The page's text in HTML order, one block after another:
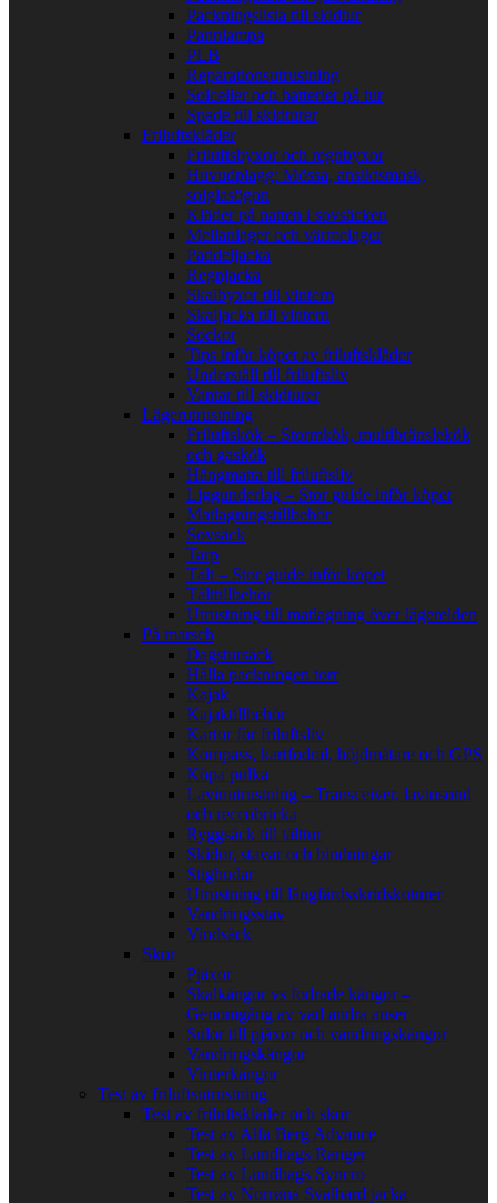
Packningslista till skidtur
Pannlampa
PLB
Reparationsutrustning
Solceller och batterier på tur
Spade till skidturer
Friluftskläder
Friluftsbyxor och regnbyxor
Huvudplagg: Mössa, ansiktsmask,
solglasögon
Kläder på natten i sovsäcken
Mellanlager och värmelager
Paddeljacka
Regnjacka
Skalbyxor till vintern
Skaljacka till vintern
Sockor
Tips inför köpet av friluftskläder
Underställ till friluftsliv
Vantar till skidturer
Lägerutrustning
Friluftskök – Stormkök, multibränslekök
och gaskök
Hängmatta till friluftsliv
Liggunderlag – Stor guide inför köpet
Matlagningstillbehör
Sovsäck
Tarp
Tält – Stor guide inför köpet
Tälttillbehör
Utrustning till matlagning över lägerelden
På marsch
Dagstursäck
Hålla packningen torr
Kajak
Kajaktillbehör
Kartor för friluftsliv
Kompass, kartfodral, höjdmätare och GPS
Köpa pulka
Lavinutrustning – Transceiver, lavinsond
och reccobricka
Ryggsäck till tälttur
Skidor, stavar och bindningar
Stighudar
Utrustning till långfärdsskridskoturer
Vandringsstav
Vindsäck
Skor
Pjäxor
Skalkängor vs fodrade kängor –
Genomgång av vad andra anser
Sulor till pjäxor och vandringskängor
Vandringskängor
Vinterkängor
Test av friluftsutrustning
Test av friluftskläder och skor
Test av Alfa Berg Advance
Test av Lundhags Ranger
Test av Lundhags Syncro
Test av Norrøna Svalbard jacka